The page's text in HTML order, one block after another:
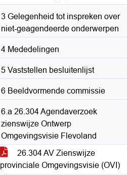
3 Gelegenheid tot inspreken over
niet-geagendeerde onderwerpen
4 Mededelingen
5 Vaststellen besluitenlijst
6 Beeldvormende commissie
6.a 26.304 Agendaverzoek
zienswijze Ontwerp
Omgevingsvisie Flevoland
26.304 AV Zienswijze
provinciale Omgevingsvisie (OVI)